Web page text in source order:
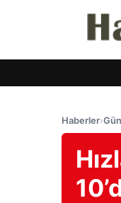
Haberler›